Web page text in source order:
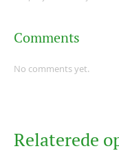
Comments
No comments yet.
Relaterede